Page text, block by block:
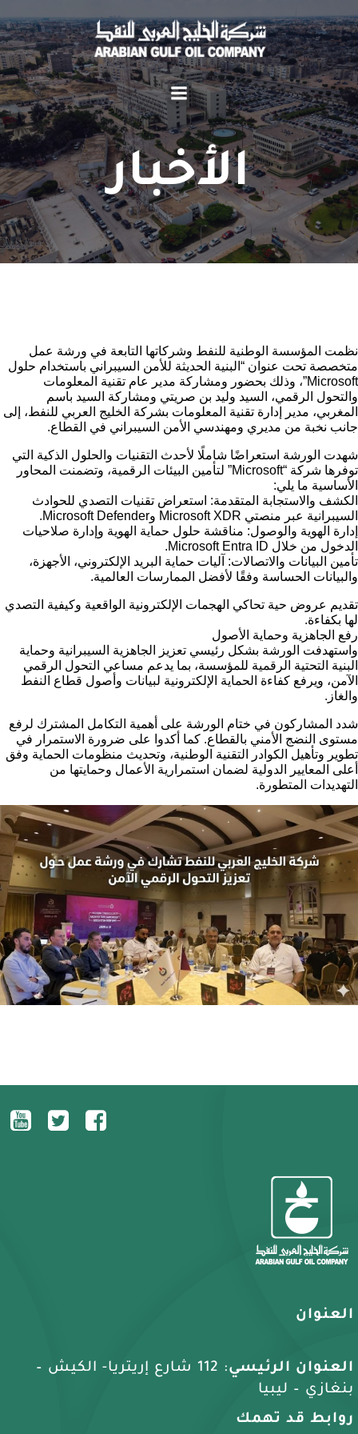
الأخبار
نظمت المؤسسة الوطنية للنفط وشركاتها التابعة في ورشة عمل
متخصصة تحت عنوان “البنية الحديثة للأمن السيبراني باستخدام حلول
Microsoft”، وذلك بحضور ومشاركة مدير عام تقنية المعلومات
والتحول الرقمي، السيد وليد بن صريتي ومشاركة السيد باسم
المغربي، مدير إدارة تقنية المعلومات بشركة الخليج العربي للنفط، إلى
جانب نخبة من مديري ومهندسي الأمن السيبراني في القطاع.
​شهدت الورشة استعراضًا شاملًا لأحدث التقنيات والحلول الذكية التي
توفرها شركة “Microsoft” لتأمين البيئات الرقمية، وتضمنت المحاور
الأساسية ما يلي:
​الكشف والاستجابة المتقدمة: استعراض تقنيات التصدي للحوادث
السيبرانية عبر منصتي Microsoft XDR وMicrosoft Defender.
​إدارة الهوية والوصول: مناقشة حلول حماية الهوية وإدارة صلاحيات
الدخول من خلال Microsoft Entra ID.
​تأمين البيانات والاتصالات: آليات حماية البريد الإلكتروني، الأجهزة،
والبيانات الحساسة وفقًا لأفضل الممارسات العالمية.
​تقديم عروض حية تحاكي الهجمات الإلكترونية الواقعية وكيفية التصدي
لها بكفاءة.
​رفع الجاهزية وحماية الأصول
​واستهدفت الورشة بشكل رئيسي تعزيز الجاهزية السيبرانية وحماية
البنية التحتية الرقمية للمؤسسة، بما يدعم مساعي التحول الرقمي
الآمن، ويرفع كفاءة الحماية الإلكترونية لبيانات وأصول قطاع النفط
والغاز.
شدد المشاركون في ختام الورشة على أهمية التكامل المشترك لرفع
مستوى النضج الأمني بالقطاع. كما أكدوا على ضرورة الاستمرار في
تطوير وتأهيل الكوادر التقنية الوطنية، وتحديث منظومات الحماية وفق
أعلى المعايير الدولية لضمان استمرارية الأعمال وحمايتها من
التهديدات المتطورة.
العنوان
العنوان الرئيسي
: 112 شارع إريتريا- الكيش –
بنغازي – ليبيا
روابط قد تهمك